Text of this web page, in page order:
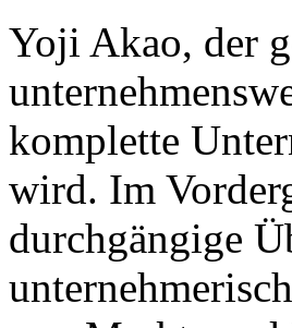
Yoji Akao, der
komplette
wird. Im
durchgängige